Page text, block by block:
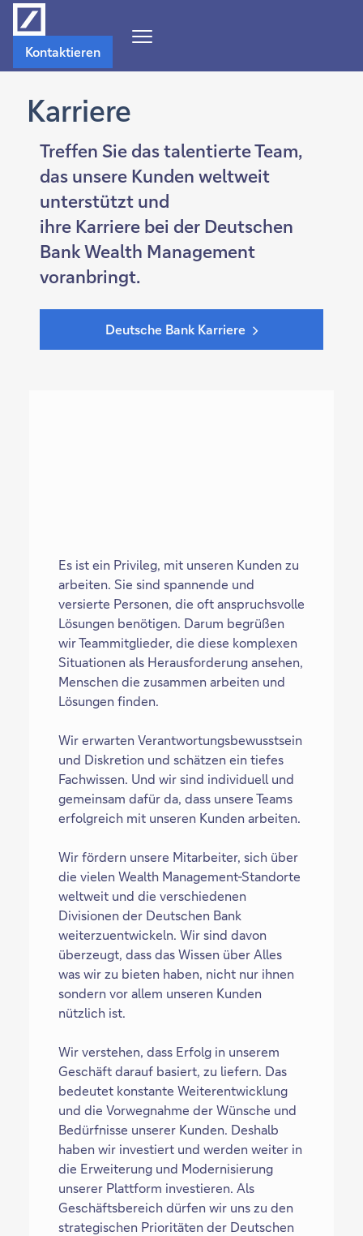
Menü
Kontaktieren
Karriere
Treffen Sie das talentierte Team,
das unsere Kunden weltweit
unterstützt und
ihre Karriere bei der Deutschen
Bank Wealth Management
voranbringt.
Deutsche Bank Karriere
Es ist ein Privileg, mit unseren Kunden zu
arbeiten. Sie sind spannende und
versierte Personen, die oft anspruchsvolle
Lösungen benötigen. Darum begrüßen
wir Teammitglieder, die diese komplexen
Situationen als Herausforderung ansehen,
Menschen die zusammen arbeiten und
Lösungen finden.
Wir erwarten Verantwortungsbewusstsein
und Diskretion und schätzen ein tiefes
Fachwissen. Und wir sind individuell und
gemeinsam dafür da, dass unsere Teams
erfolgreich mit unseren Kunden arbeiten.
Wir fördern unsere Mitarbeiter, sich über
die vielen Wealth Management-Standorte
weltweit und die verschiedenen
Divisionen der Deutschen Bank
weiterzuentwickeln. Wir sind davon
überzeugt, dass das Wissen über Alles
was wir zu bieten haben, nicht nur ihnen
sondern vor allem unseren Kunden
nützlich ist.
Wir verstehen, dass Erfolg in unserem
Geschäft darauf basiert, zu liefern. Das
bedeutet konstante Weiterentwicklung
und die Vorwegnahme der Wünsche und
Bedürfnisse unserer Kunden. Deshalb
haben wir investiert und werden weiter in
die Erweiterung und Modernisierung
unserer Plattform investieren. Als
Geschäftsbereich dürfen wir uns zu den
strategischen Prioritäten der Deutschen